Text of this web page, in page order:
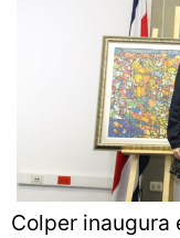
Colper inaugura